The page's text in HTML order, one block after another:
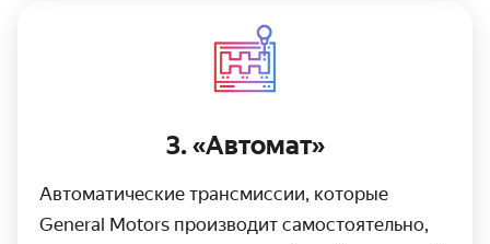
3. «Автомат»
Автоматические трансмиссии, которые
General Motors производит самостоятельно,